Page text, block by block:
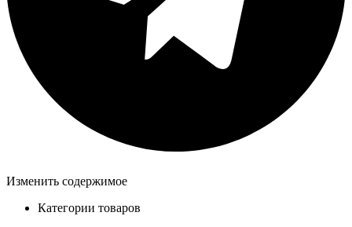
Изменить содержимое
Категории товаров